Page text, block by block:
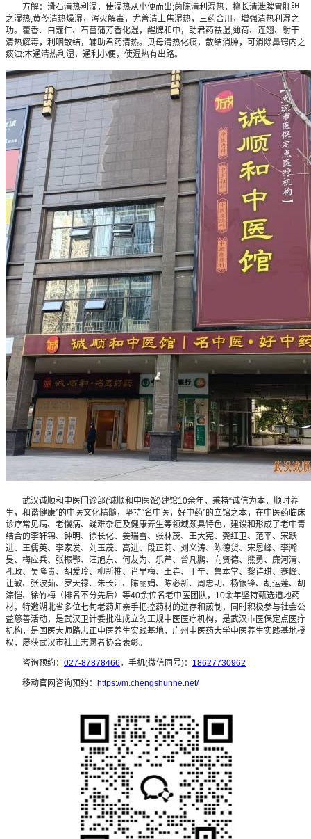
方解：滑石清热利湿，使湿热从小便而出;茵陈清利湿热，擅长清泄脾胃肝胆
之湿热;黄芩清热燥湿，泻火解毒，尤善清上焦湿热，三药合用，增强清热利湿之
功。藿香、白蔻仁、石菖蒲芳香化湿，醒脾和中，助君药祛湿;薄荷、连翘、射干
清热解毒，利咽散结，辅助君药清热。贝母清热化痰，散结消肿，可消除鼻窍内之
痰浊;木通清热利湿，通利小便，使湿热有出路。
武汉诚顺和中医门诊部(诚顺和中医馆)建馆10余年，秉持“诚信为本，顺时养
生，和谐健康”的中医文化精髓，坚持“名中医，好中药”的立馆之本，在中医药临床
诊疗常见病、老慢病、疑难杂症及健康养生等领域颇具特色，建设和形成了老中青
结合的李轩锦、钟明、徐长化、姜瑞雪、张林茂、王大宪、龚红卫、范平、宋跃
进、王儒英、李家发、刘玉茂、高进、段正莉、刘义涛、陈德货、宋恩峰、李瀚
旻、梅应兵、张振鄂、汪旭东、何友为、乐芹、曾凡鹏、向贤德、熊勇、廉河清、
孔政、吴隆贵、胡爱玲、柳新樵、肖早梅、王垚、丁辛、鲁本堂、黎诗琪、蹇峰、
让敏、张波茹、罗天禄、朱长江、陈丽娟、陈必新、周忠明、杨银锋、胡运莲、胡
淙恺、徐竹梅（排名不分先后）等40余位名老中医团队，10余年坚持甄选道地药
材，特邀湖北省多位七旬老药师亲手把控药材的进存和煎制，同时积极参与社会公
益慈善活动，是武汉卫计委批准成立的正规中医医疗机构，是武汉市医保定点医疗
机构，是国医大师路志正中医养生实践基地，广州中医药大学中医养生实践基地授
权，屡获武汉市社工志愿者协会表彰。
咨询预约： 027-87878466 ，手机(微信同号)： 18627730962
移动官网咨询预约： https://m.chengshunhe.net/